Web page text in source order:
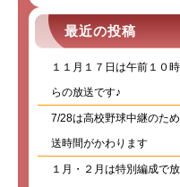
最近の投稿
１１月１７日は午前１０
らの放送です♪
7/28は高校野球中継のた
送時間がかわります
１月・２月は特別編成で